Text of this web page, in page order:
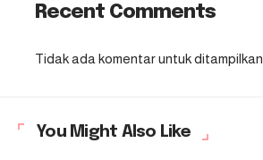
Recent Comments
Tidak ada komentar untuk ditampilkan.
You Might Also Like